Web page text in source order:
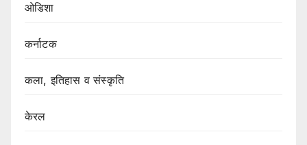
ओडिशा
कर्नाटक
कला, इतिहास व संस्कृति
केरल